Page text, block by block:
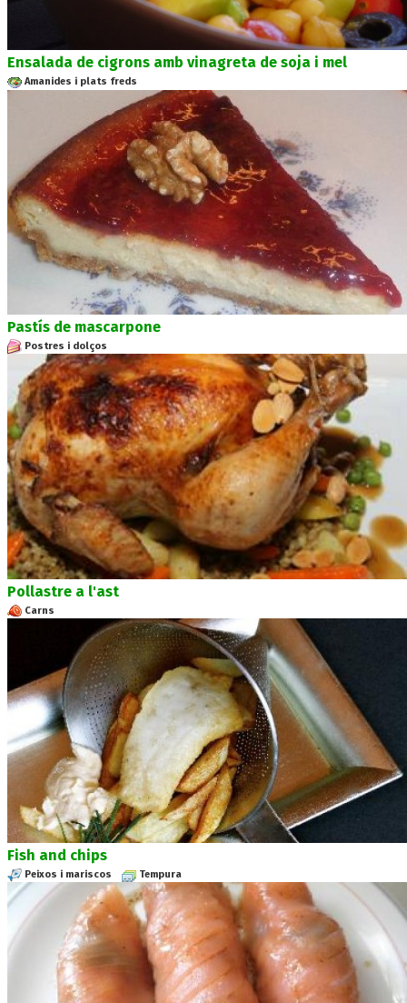
Ensalada de cigrons amb vinagreta de soja i mel
Amanides i plats freds
Pastís de mascarpone
Postres i dolços
Pollastre a l'ast
Carns
Fish and chips
Peixos i mariscos Tempura